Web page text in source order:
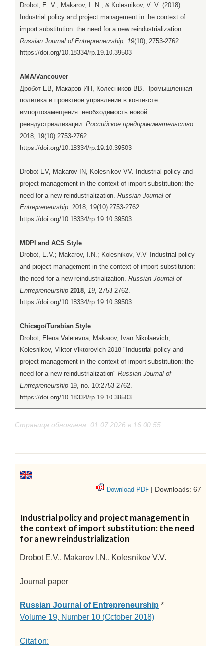
Drobot, E. V., Makarov, I. N., & Kolesnikov, V. V. (2018).
Industrial policy and project management in the context of
import substitution: the need for a new reindustrialization.
Russian Journal of Entrepreneurship, 19(10), 2753-2762.
https://doi.org/10.18334/rp.19.10.39503
AMA/Vancouver
Дробот ЕВ, Макаров ИН, Колесников ВВ. Промышленная
политика и проектное управление в контексте
импортозамещения: необходимость новой
реиндустриализации. Российское предпринимательство.
2018; 19(10):2753-2762.
https://doi.org/10.18334/rp.19.10.39503
Drobot EV, Makarov IN, Kolesnikov VV. Industrial policy and
project management in the context of import substitution: the
need for a new reindustrialization. Russian Journal of
Entrepreneurship. 2018; 19(10):2753-2762.
https://doi.org/10.18334/rp.19.10.39503
MDPI and ACS Style
Drobot, E.V.; Makarov, I.N.; Kolesnikov, V.V. Industrial policy
and project management in the context of import substitution:
the need for a new reindustrialization. Russian Journal of
Entrepreneurship 2018, 19, 2753-2762.
https://doi.org/10.18334/rp.19.10.39503
Chicago/Turabian Style
Drobot, Elena Valerevna; Makarov, Ivan Nikolaevich;
Kolesnikov, Viktor Viktorovich 2018 "Industrial policy and
project management in the context of import substitution: the
need for a new reindustrialization" Russian Journal of
Entrepreneurship 19, no. 10:2753-2762.
https://doi.org/10.18334/rp.19.10.39503
Страница обновлена: 01.07.2026 в 16:00:55
Download PDF | Downloads: 67
Industrial policy and project management in
the context of import substitution: the need
for a new reindustrialization
Drobot E.V., Makarov I.N., Kolesnikov V.V.
Journal paper
Russian Journal of Entrepreneurship *
Volume 19, Number 10 (October 2018)
Citation: